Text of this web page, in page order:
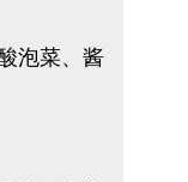
泡菜、酱